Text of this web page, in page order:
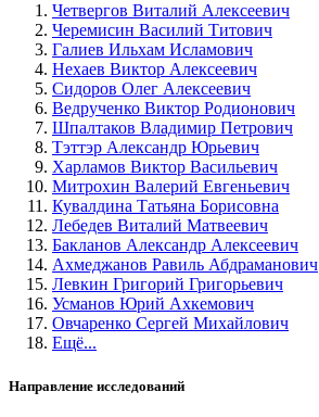
Четвергов Виталий Алексеевич
Черемисин Василий Титович
Галиев Ильхам Исламович
Нехаев Виктор Алексеевич
Сидоров Олег Алексеевич
Ведрученко Виктор Родионович
Шпалтаков Владимир Петрович
Тэттэр Александр Юрьевич
Харламов Виктор Васильевич
Митрохин Валерий Евгеньевич
Кувалдина Татьяна Борисовна
Лебедев Виталий Матвеевич
Бакланов Александр Алексеевич
Ахмеджанов Равиль Абдраманович
Левкин Григорий Григорьевич
Усманов Юрий Ахкемович
Овчаренко Сергей Михайлович
Ещё...
Направление исследований